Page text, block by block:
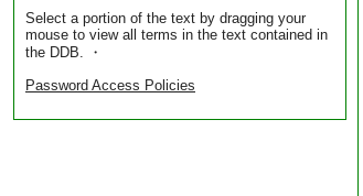
Select a portion of the text by dragging your
mouse to view all terms in the text contained in
the DDB. ・
Password Access Policies